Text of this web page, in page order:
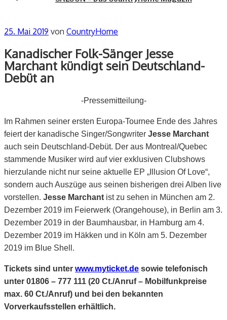
Veröffentlicht
25. Mai 2019 von CountryHome
Kanadischer Folk-Sänger Jesse
Marchant kündigt sein Deutschland-
Debüt an
-Pressemitteilung-
Im Rahmen seiner ersten Europa-Tournee Ende des Jahres
feiert der kanadische Singer/Songwriter Jesse Marchant
auch sein Deutschland-Debüt. Der aus Montreal/Quebec
stammende Musiker wird auf vier exklusiven Clubshows
hierzulande nicht nur seine aktuelle EP „Illusion Of Love“,
sondern auch Auszüge aus seinen bisherigen drei Alben live
vorstellen. Jesse Marchant ist zu sehen in München am 2.
Dezember 2019 im Feierwerk (Orangehouse), in Berlin am 3.
Dezember 2019 in der Baumhausbar, in Hamburg am 4.
Dezember 2019 im Häkken und in Köln am 5. Dezember
2019 im Blue Shell.
Tickets sind unter www.myticket.de sowie telefonisch
unter 01806 – 777 111 (20 Ct./Anruf – Mobilfunkpreise
max. 60 Ct./Anruf) und bei den bekannten
Vorverkaufsstellen erhältlich.